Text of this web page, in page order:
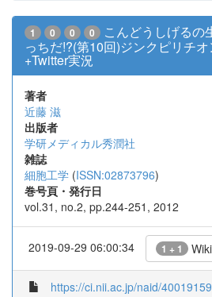
1 0 0 0
こんどうしげるの
っちだ!?(第10回)ジンクピリチ
+Twitter実況
著者
近藤 滋
出版者
学研メディカル秀潤社
雑誌
細胞工学 (ISSN:02873796)
巻号頁・発行日
vol.31, no.2, pp.244-251, 2012
2019-09-29 06:00:34 1 + 1
https://ci.nii.ac.jp/naid/